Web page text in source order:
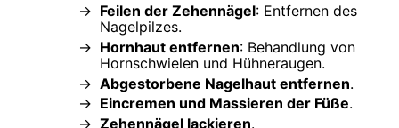
Feilen der Zehennägel: Entfernen des
Nagelpilzes.
Hornhaut entfernen: Behandlung von
Hornschwielen und Hühneraugen.
Abgestorbene Nagelhaut entfernen.
Eincremen und Massieren der Füße.
Zehennägel lackieren.